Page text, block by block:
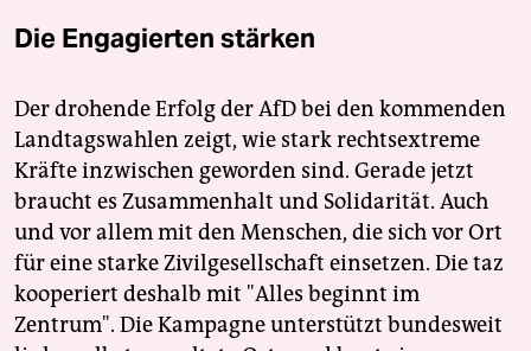
Die Engagierten stärken
Der drohende Erfolg der AfD bei den kommenden
Landtagswahlen zeigt, wie stark rechtsextreme
Kräfte inzwischen geworden sind. Gerade jetzt
braucht es Zusammenhalt und Solidarität. Auch
und vor allem mit den Menschen, die sich vor Ort
für eine starke Zivilgesellschaft einsetzen. Die taz
kooperiert deshalb mit "Alles beginnt im
Zentrum". Die Kampagne unterstützt bundesweit